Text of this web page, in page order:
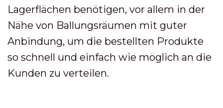
Lagerflächen benötigen, vor allem in der
Nähe von Ballungsräumen mit guter
Anbindung, um die bestellten Produkte
so schnell und einfach wie möglich an die
Kunden zu verteilen.